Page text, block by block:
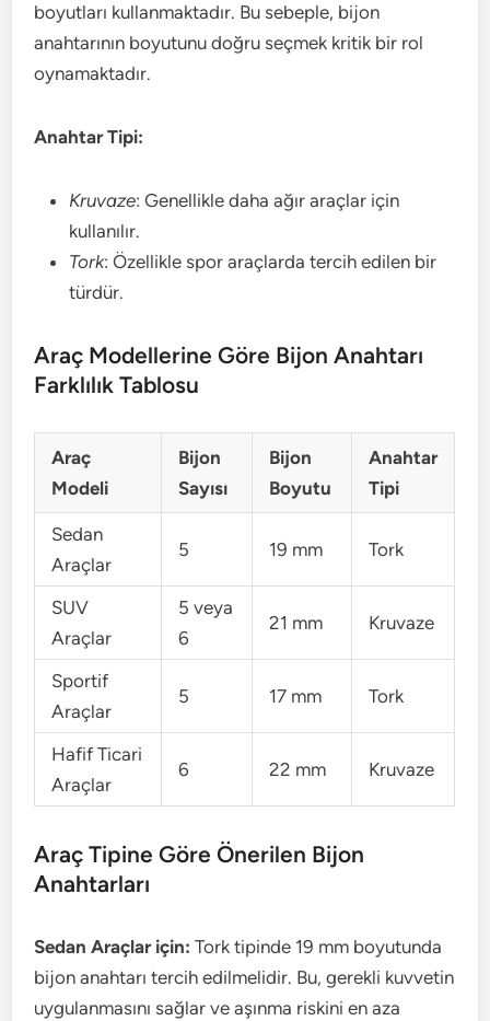
boyutları kullanmaktadır. Bu sebeple, bijon
anahtarının boyutunu doğru seçmek kritik bir rol
oynamaktadır.
Anahtar Tipi:
Kruvaze: Genellikle daha ağır araçlar için
kullanılır.
Tork: Özellikle spor araçlarda tercih edilen bir
türdür.
Araç Modellerine Göre Bijon Anahtarı
Farklılık Tablosu
Araç
Modeli
Bijon
Sayısı
Bijon
Boyutu
Anahtar
Tipi
Sedan
Araçlar
5 19 mm Tork
SUV
Araçlar
5 veya
6
21 mm Kruvaze
Sportif
Araçlar
5 17 mm Tork
Hafif Ticari
Araçlar
6 22 mm Kruvaze
Araç Tipine Göre Önerilen Bijon
Anahtarları
Sedan Araçlar için: Tork tipinde 19 mm boyutunda
bijon anahtarı tercih edilmelidir. Bu, gerekli kuvvetin
uygulanmasını sağlar ve aşınma riskini en aza